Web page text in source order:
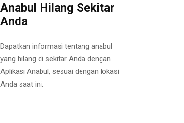
Anabul Hilang Sekitar
Anda
Dapatkan informasi tentang anabul
yang hilang di sekitar Anda dengan
Aplikasi Anabul, sesuai dengan lokasi
Anda saat ini.